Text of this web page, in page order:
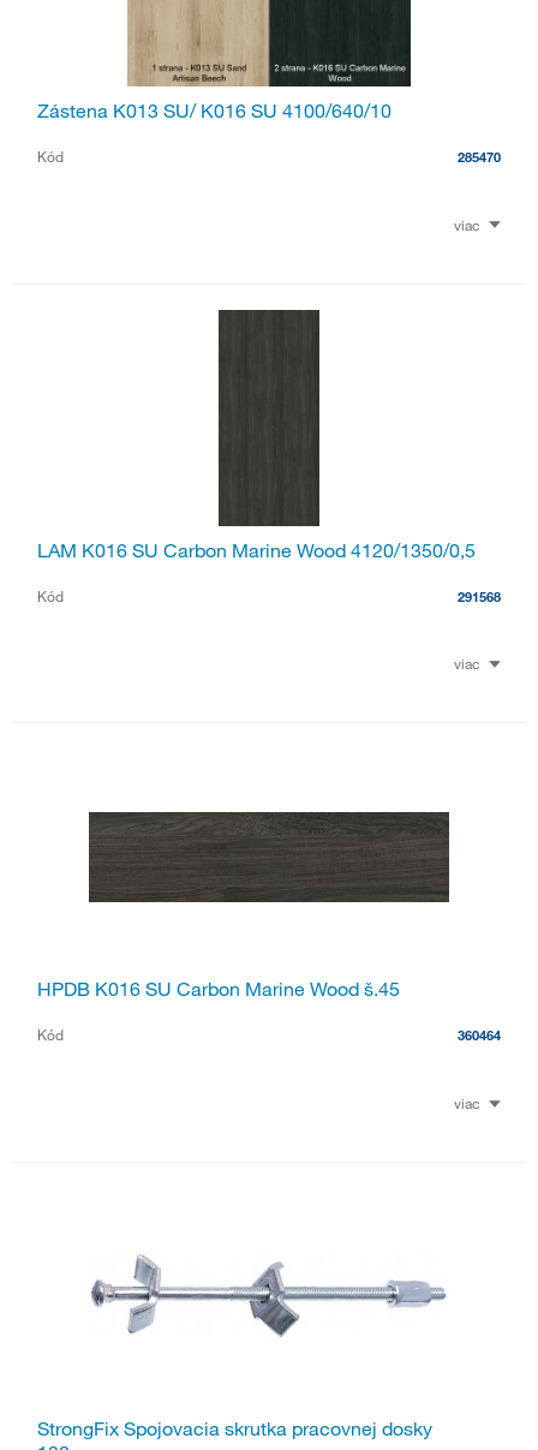
Zástena K013 SU/ K016 SU 4100/640/10
Kód 285470
viac
LAM K016 SU Carbon Marine Wood 4120/1350/0,5
Kód 291568
viac
HPDB K016 SU Carbon Marine Wood š.45
Kód 360464
viac
StrongFix Spojovacia skrutka pracovnej dosky